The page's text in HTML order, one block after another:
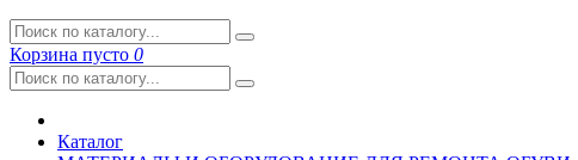
Корзина пусто 0
Каталог